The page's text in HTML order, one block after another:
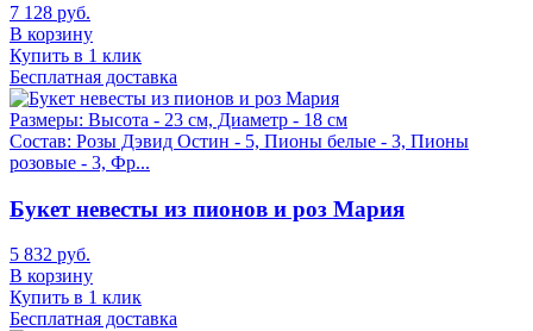
7 128 руб.
В корзину
Купить в 1 клик
Бесплатная доставка
Размеры: Высота - 23 см, Диаметр - 18 см
Состав: Розы Дэвид Остин - 5, Пионы белые - 3, Пионы
розовые - 3, Фр...
Букет невесты из пионов и роз Мария
5 832 руб.
В корзину
Купить в 1 клик
Бесплатная доставка